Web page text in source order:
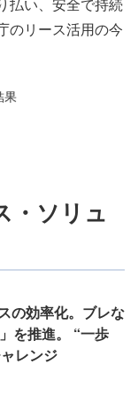
払い、安全で持続
のリース活用の今
果
・ソリュ
の効率化。ブレな
を推進。 “一歩
レンジ